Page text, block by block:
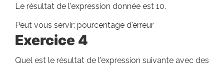
Le résultat de l'expression donnée est 10.
Peut vous servir: pourcentage d'erreur
Exercice 4
Quel est le résultat de l'expression suivante avec des